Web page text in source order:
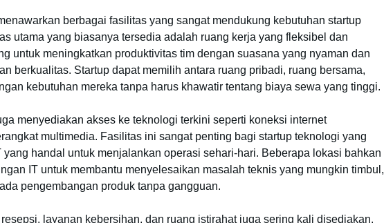
berbagai fasilitas yang sangat mendukung kebutuhan startup
utama yang biasanya tersedia adalah ruang kerja yang fleksibel dan
untuk meningkatkan produktivitas tim dengan suasana yang nyaman dan
berkualitas. Startup dapat memilih antara ruang pribadi, ruang bersama,
kebutuhan mereka tanpa harus khawatir tentang biaya sewa yang tinggi.
menyediakan akses ke teknologi terkini seperti koneksi internet
multimedia. Fasilitas ini sangat penting bagi startup teknologi yang
yang handal untuk menjalankan operasi sehari-hari. Beberapa lokasi bahkan
IT untuk membantu menyelesaikan masalah teknis yang mungkin timbul,
pengembangan produk tanpa gangguan.
layanan kebersihan, dan ruang istirahat juga sering kali disediakan.